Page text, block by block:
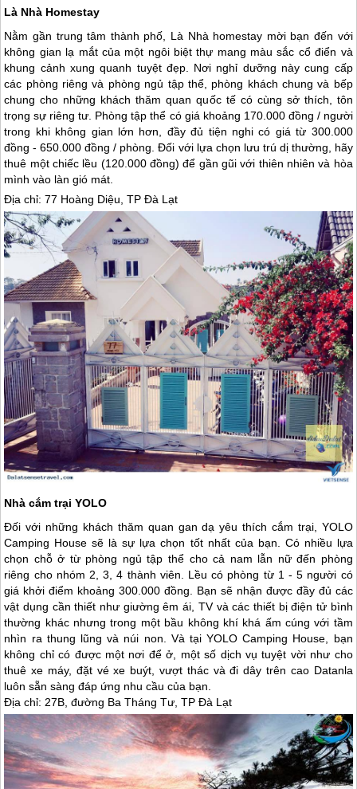
Là Nhà Homestay
Nằm gần trung tâm thành phố, Là Nhà homestay mời bạn đến với
không gian lạ mắt của một ngôi biệt thự mang màu sắc cổ điển và
khung cảnh xung quanh tuyệt đẹp. Nơi nghỉ dưỡng này cung cấp
các phòng riêng và phòng ngủ tập thể, phòng khách chung và bếp
chung cho những khách thăm quan quốc tế có cùng sở thích, tôn
trọng sự riêng tư. Phòng tập thể có giá khoảng 170.000 đồng / người
trong khi không gian lớn hơn, đầy đủ tiện nghi có giá từ 300.000
đồng - 650.000 đồng / phòng. Đối với lựa chọn lưu trú dị thường, hãy
thuê một chiếc lều (120.000 đồng) để gần gũi với thiên nhiên và hòa
mình vào làn gió mát.
Địa chỉ: 77 Hoàng Diệu, TPĐà Lạt
Nhà cắm trại YOLO
Đối với những khách thăm quan gan dạ yêu thích cắm trại, YOLO
Camping House sẽ là sự lựa chọn tốt nhất của bạn. Có nhiều lựa
chọn chỗ ở từ phòng ngủ tập thể cho cả nam lẫn nữ đến phòng
riêng cho nhóm 2, 3, 4 thành viên. Lều có phòng từ 1 - 5 người có
giá khởi điểm khoảng 300.000 đồng. Bạn sẽ nhận được đầy đủ các
vật dụng cần thiết như giường êm ái, TV và các thiết bị điện tử bình
thường khác nhưng trong một bầu không khí khá ấm cúng với tầm
nhìn ra thung lũng và núi non. Và tại YOLO Camping House, bạn
không chỉ có được một nơi để ở, một số dịch vụ tuyệt vời như cho
thuê xe máy, đặt vé xe buýt, vượt thác và đi dây trên cao Datanla
luôn sẵn sàng đáp ứng nhu cầu của bạn.
Địa chỉ: 27B, đường Ba Tháng Tư, TPĐà Lạt